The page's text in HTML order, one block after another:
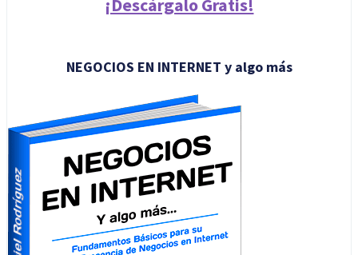
¡Descárgalo Gratis!
NEGOCIOS EN INTERNET y algo más